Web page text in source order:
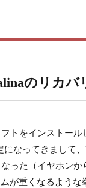
のリカバ
トをインストール
になってきまして
った（イヤホン
が重くなるよう